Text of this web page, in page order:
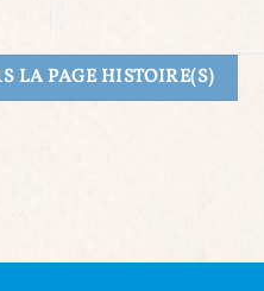
LA PAGE HISTOIRE(S)